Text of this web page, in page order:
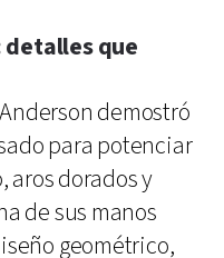
detalles que
demostró
para potenciar
aros dorados y
de sus manos
geométrico,